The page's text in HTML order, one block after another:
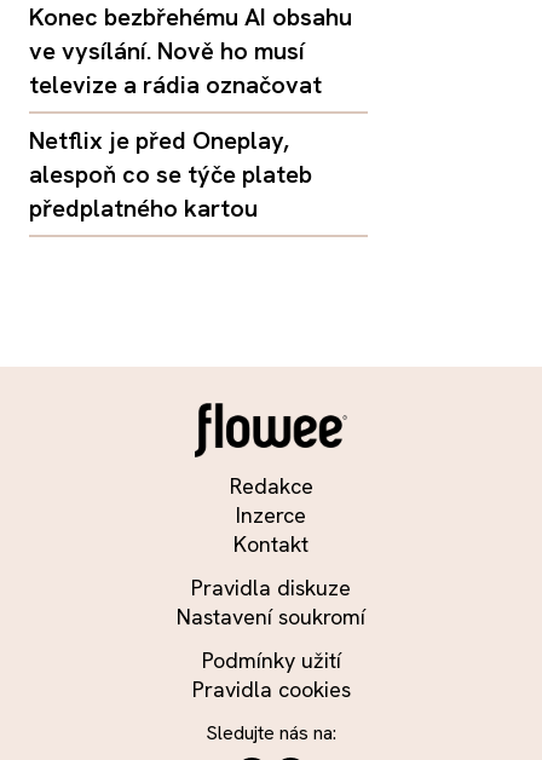
Konec bezbřehému AI obsahu
ve vysílání. Nově ho musí
televize a rádia označovat
Netflix je před Oneplay,
alespoň co se týče plateb
předplatného kartou
Redakce
Inzerce
Kontakt
Pravidla diskuze
Nastavení soukromí
Podmínky užití
Pravidla cookies
Sledujte nás na: